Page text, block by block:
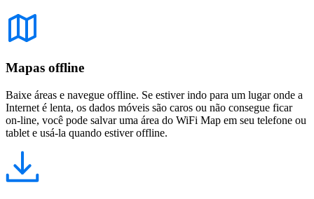
Mapas offline
Baixe áreas e navegue offline. Se estiver indo para um lugar onde a
Internet é lenta, os dados móveis são caros ou não consegue ficar
on-line, você pode salvar uma área do WiFi Map em seu telefone ou
tablet e usá-la quando estiver offline.